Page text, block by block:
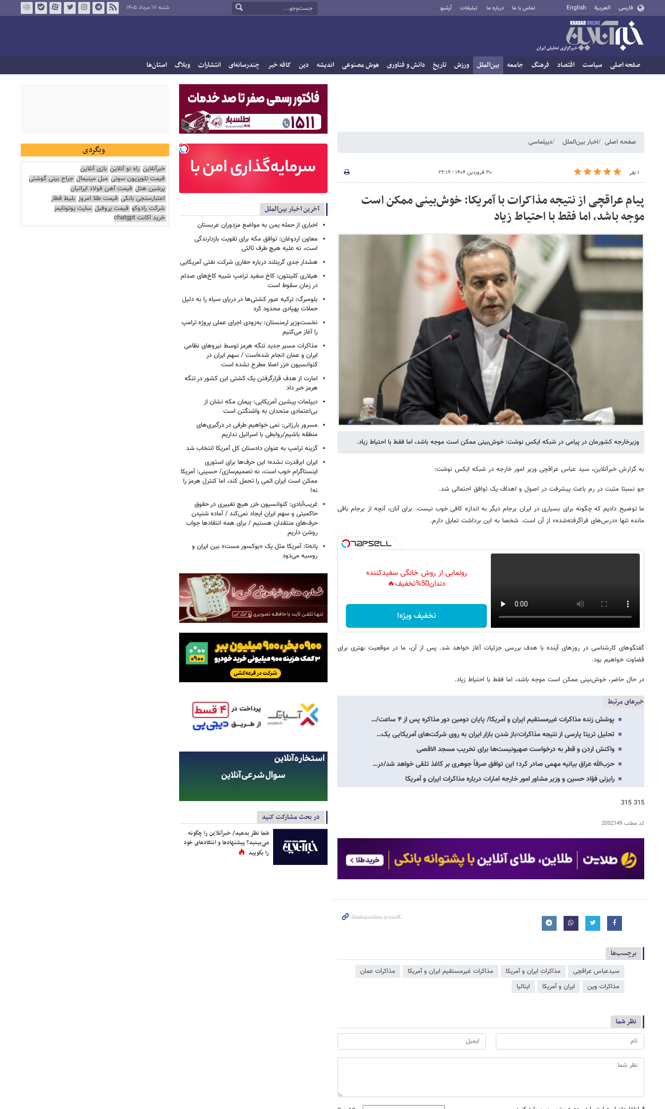
فارسی العربية English تماس با ما درباره ما تبلیغات آرشیو شنبه ۱۷ مرداد ۱۴۰۵
صفحه اصلی سیاست اقتصاد فرهنگ جامعه بین‌الملل ورزش تاریخ دانش و فناوری هوش مصنوعی اندیشه دین کافه خبر چندرسانه‌ای انتشارات وبلاگ استان‌ها
صفحه اصلی اخبار بین‌الملل دیپلماسی
۱ نفر ۳۰ فروردین ۱۴۰۴ - ۲۲:۱۹
پیام عراقچی از نتیجه مذاکرات با آمریکا: خوش‌بینی ممکن است
موجه باشد، اما فقط با احتیاط زیاد
وزیرخارجه کشورمان در پیامی در شبکه ایکس نوشت: خوش‌بینی ممکن است موجه باشد، اما فقط با احتیاط زیاد.
به گزارش خبرآنلاین، سید عباس عراقچی وزیر امور خارجه در شبکه ایکس نوشت:
جو نسبتا مثبت در رم باعث پیشرفت در اصول و اهداف یک توافق احتمالی شد.
ما توضیح دادیم که چگونه برای بسیاری در ایران برجام دیگر به اندازه کافی خوب نیست. برای آنان، آنچه از برجام باقی
مانده تنها «درس‌های فراگرفته‌شده» از آن است. شخصا به این برداشت تمایل دارم.
رونمایی از روش خانگی سفیدکننده
دندان50%تخفیف🔥
تخفیف ویژه!
گفتگوهای کارشناسی در روزهای آینده با هدف بررسی جزئیات آغاز خواهد شد. پس از آن، ما در موقعیت بهتری برای
قضاوت خواهیم بود.
در حال حاضر، خوش‌بینی ممکن است موجه باشد، اما فقط با احتیاط زیاد.
خبرهای مرتبط
پوشش زنده مذاکرات غیرمستقیم ایران و آمریکا/ پایان دومین دور مذاکره پس از ۴ ساعت/…
تحلیل تریتا پارسی از نتیجه مذاکرات:باز شدن بازار ایران به روی شرکت‌های آمریکایی یک…
واکنش اردن و قطر به درخواست صهیونیست‌ها برای تخریب مسجد الاقصی
حزب‌الله عراق بیانیه مهمی صادر کرد؛ این توافق صرفاً جوهری بر کاغذ تلقی خواهد شد/در…
رایزنی فؤاد حسین و وزیر مشاور امور خارجه امارات درباره مذاکرات ایران و آمریکا
315 315
کد مطلب2052149
برچسب‌ها
سیدعباس عراقچی مذاکرات ایران و آمریکا مذاكرات غيرمستقيم ايران و آمریکا
مذاکرات عمان
مذاکرات وین
ایران و آمریکا ایتالیا
نظر شما
آخرین اخبار بین‌الملل
اخباری از حمله یمن به مواضع مزدوران عربستان
معاون اردوغان: توافق مکه برای تقویت بازدارندگی
است، نه علیه هیچ طرف ثالثی
هشدار جدی گرینلند درباره حفاری شرکت نفتی آمریکایی
هیلاری کلینتون: کاخ سفید ترامپ شبیه کاخ‌های صدام
در زمان سقوط است
بلومبرگ: ترکیه عبور کشتی‌ها در دریای سیاه را به دلیل
حملات پهپادی محدود کرد
نخست‌وزیر ارمنستان: به‌زودی اجرای عملی پروژه ترامپ
را آغاز می‌کنیم
مذاکرات مسیر جدید تنگه هرمز توسط نیروهای نظامی
ایران و عمان انجام شده‌است / سهم ایران در
کنوانسیون خزر اصلا مطرح نشده است
امارت از هدف قرارگرفتن یک کشتی این کشور در تنگه
هرمز خبر داد
دیپلمات پیشین آمریکایی: پیمان مکه نشان از
بی‌اعتمادی متحدان به واشنگتن است
مسرور بارزانی: نمی خواهیم طرفی در درگیری‌های
منطقه باشیم/روابطی با اسرائیل نداریم
گزینه ترامپ به عنوان دادستان کل آمریکا انتخاب شد
ایران ابرقدرت نشده؛ این حرف‌ها برای استوری
اینستاگرام خوب است، نه تصمیم‌سازی/ حسینی: آمریکا
ممکن است ایران اتمی را تحمل کند، اما کنترل هرمز را
نه!
غریب‌آبادی: کنوانسیون خزر هیچ تغییری در حقوق
حاکمیتی و سهم ایران ایجاد نمی‌کند / آماده شنیدن
حرف‌های منتقدان هستیم / برای همه انتقادها جواب
روشن داریم
پانه‌تا: آمریکا مثل یک «بوکسور مست» بین ایران و
روسیه می‌دود
در بحث مشارکت کنید
شما نظر بدهید/ خبرآنلاین را چگونه
می‌بینید؟ پیشنهادها و انتقادهای خود
را بگویید
وبگردی
خبرآنلاین راه نو آنلاین بازی آنلاین
قیمت تلویزیون سونی مبل مینیمال جراح بینی گوشتی
پرشین هتل قیمت آهن فولاد ایرانیان
اعتبارسنجی بانکی قیمت طلا امروز بلیط قطار
شرکت رادوکو قیمت پروفیل سایت یوتوتایمز
خرید اکانت chatgpt